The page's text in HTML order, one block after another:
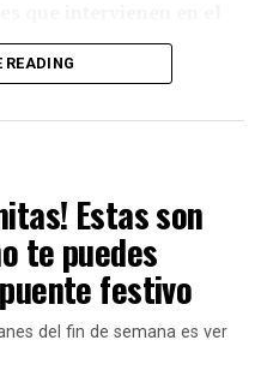
de agosto
de comida
Boeing — 19 de agosto
que pondrán a
y capacidad para
READING
Estas son
te puedes
festivo
del fin de semana es ver